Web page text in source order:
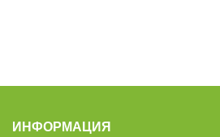
ИНФОРМАЦИЯ